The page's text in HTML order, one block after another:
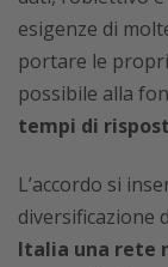
esigenze di
portare le
possibile alla
tempi di
L’accordo si
diversificazione
Italia una rete